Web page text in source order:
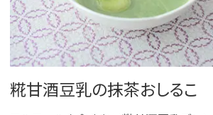
糀甘酒豆乳の抹茶おしるこ